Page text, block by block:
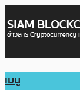
เมนู